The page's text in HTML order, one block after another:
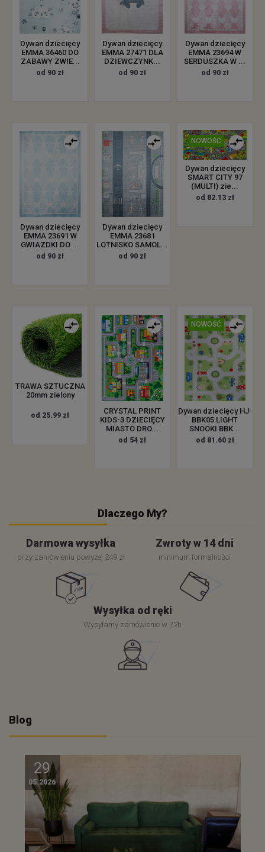
Dywan dziecięcy
EMMA 36460 DO
ZABAWY ZWIE...
od 90 zł
Dywan dziecięcy
EMMA 27471 DLA
DZIEWCZYNK...
od 90 zł
Dywan dziecięcy
EMMA 23694 W
SERDUSZKA W ...
od 90 zł
Dywan dziecięcy
EMMA 23691 W
GWIAZDKI DO ...
od 90 zł
Dywan dziecięcy
EMMA 23681
LOTNISKO SAMOL...
od 90 zł
NOWOŚĆ
Dywan dziecięcy
SMART CITY 97
(MULTI) zie...
od 82.13 zł
TRAWA SZTUCZNA
20mm zielony
od 25.99 zł
CRYSTAL PRINT
KIDS-3 DZIECIĘCY
MIASTO DRO...
od 54 zł
NOWOŚĆ
Dywan dziecięcy HJ-
BBK05 LIGHT
SNOOKI BBK...
od 81.60 zł
Dlaczego My?
Darmowa wysyłka
przy zamówieniu powyżej 249 zł
Zwroty w 14 dni
minimum formalności
Wysyłka od ręki
Wysyłamy zamówienie w 72h
Blog
29
05.2026